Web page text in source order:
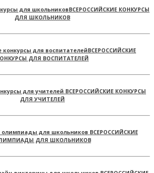
ВСЕРОССИЙСКИЕ КОНКУРСЫ
ДЛЯ ШКОЛЬНИКОВ
ВСЕРОССИЙСКИЕ
ДЛЯ ВОСПИТАТЕЛЕЙ
ВСЕРОССИЙСКИЕ КОНКУРСЫ
ДЛЯ УЧИТЕЛЕЙ
ВСЕРОССИЙСКИЕ
ДЛЯ ШКОЛЬНИКОВ